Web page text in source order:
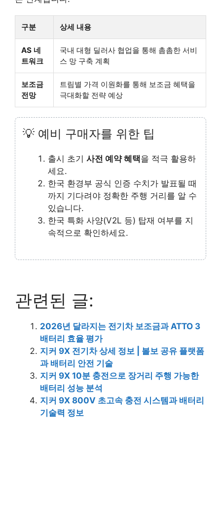
구분 상세 내용
AS 네
트워크
국내 대형 딜러사 협업을 통해 촘촘한 서비
스 망 구축 계획
보조금
전망
트림별 가격 이원화를 통해 보조금 혜택을
극대화할 전략 예상
💡 예비 구매자를 위한 팁
출시 초기 사전 예약 혜택을 적극 활용하
세요.
한국 환경부 공식 인증 수치가 발표될 때
까지 기다려야 정확한 주행 거리를 알 수
있습니다.
한국 특화 사양(V2L 등) 탑재 여부를 지
속적으로 확인하세요.
관련된 글:
2026년 달라지는 전기차 보조금과 ATTO 3
배터리 효율 평가
지커 9X 전기차 상세 정보 | 볼보 공유 플랫폼
과 배터리 안전 기술
지커 9X 10분 충전으로 장거리 주행 가능한
배터리 성능 분석
지커 9X 800V 초고속 충전 시스템과 배터리
기술력 정보